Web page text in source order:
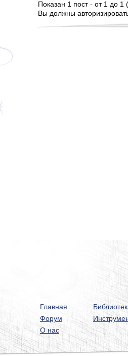
Показан 1 пост - от 1 до 1
Вы должны
Главная
Форум
О нас